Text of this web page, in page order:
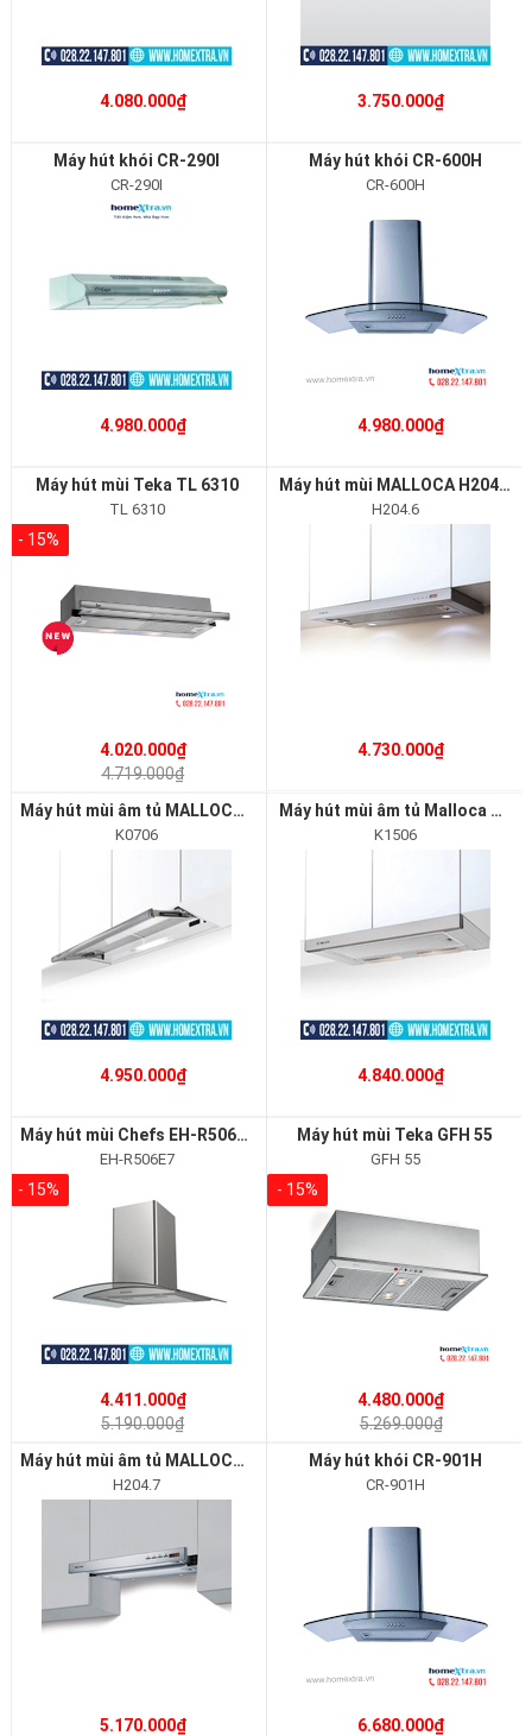
4.080.000₫ 3.750.000₫
Máy hút khói CR-290I
CR-290I
4.980.000₫
Máy hút khói CR-600H
CR-600H
4.980.000₫
Máy hút mùi Teka TL 6310
TL 6310
- 15%
4.020.000₫
4.719.000₫
Máy hút mùi MALLOCA H204.6
H204.6
4.730.000₫
Máy hút mùi âm tủ MALLOCA Arno K0706
K0706
4.950.000₫
Máy hút mùi âm tủ Malloca K1506
K1506
4.840.000₫
Máy hút mùi Chefs EH-R506E7
EH-R506E7
- 15%
4.411.000₫
5.190.000₫
Máy hút mùi Teka GFH 55
GFH 55
- 15%
4.480.000₫
5.269.000₫
Máy hút mùi âm tủ MALLOCA H204.7
H204.7
5.170.000₫
Máy hút khói CR-901H
CR-901H
6.680.000₫